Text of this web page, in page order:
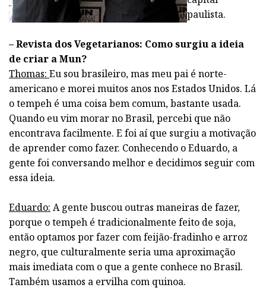
paulista.
– Revista dos Vegetarianos: Como surgiu a ideia
de criar a Mun?
Thomas: Eu sou brasileiro, mas meu pai é norte-
americano e morei muitos anos nos Estados Unidos. Lá
o tempeh é uma coisa bem comum, bastante usada.
Quando eu vim morar no Brasil, percebi que não
encontrava facilmente. E foi aí que surgiu a motivação
de aprender como fazer. Conhecendo o Eduardo, a
gente foi conversando melhor e decidimos seguir com
essa ideia.
Eduardo: A gente buscou outras maneiras de fazer,
porque o tempeh é tradicionalmente feito de soja,
então optamos por fazer com feijão-fradinho e arroz
negro, que culturalmente seria uma aproximação
mais imediata com o que a gente conhece no Brasil.
Também usamos a ervilha com quinoa.